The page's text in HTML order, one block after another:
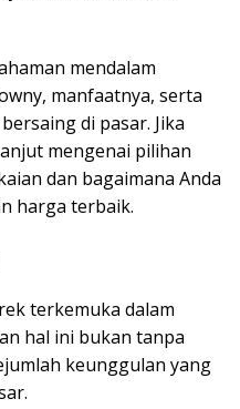
mendalam
manfaatnya, serta
di pasar. Jika
mengenai pilihan
dan bagaimana Anda
harga terbaik.
terkemuka dalam
hal ini bukan tanpa
keunggulan yang